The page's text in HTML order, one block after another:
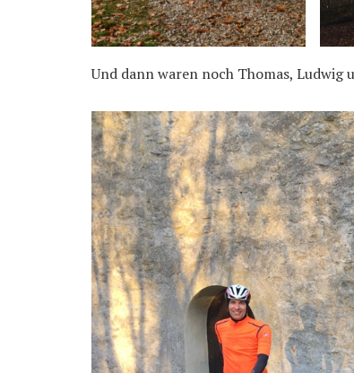
Und dann waren noch Thomas,